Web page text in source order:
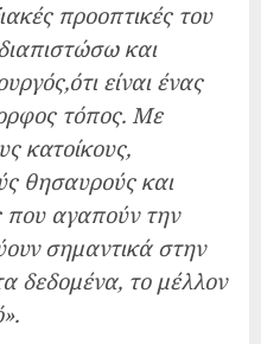
προοπτικές του
και
είναι ένας
τόπος. Με
κατοίκους,
θησαυρούς και
που αγαπούν την
σημαντικά στην
δεδομένα, το μέλλον